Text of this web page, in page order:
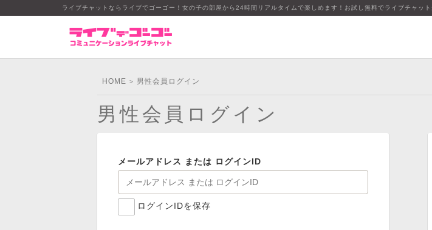
ライブチャットならライブでゴーゴー！女の子の部屋から24時間リアルタイムで楽しめます！お試し無料でライブチャット
HOME > 男性会員ログイン
男性会員ログイン
メールアドレス または ログインID
ログインIDを保存